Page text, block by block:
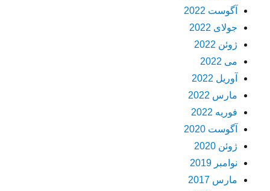
آگوست 2022
جولای 2022
ژوئن 2022
می 2022
آوریل 2022
مارس 2022
فوریه 2022
آگوست 2020
ژوئن 2020
نوامبر 2019
مارس 2017